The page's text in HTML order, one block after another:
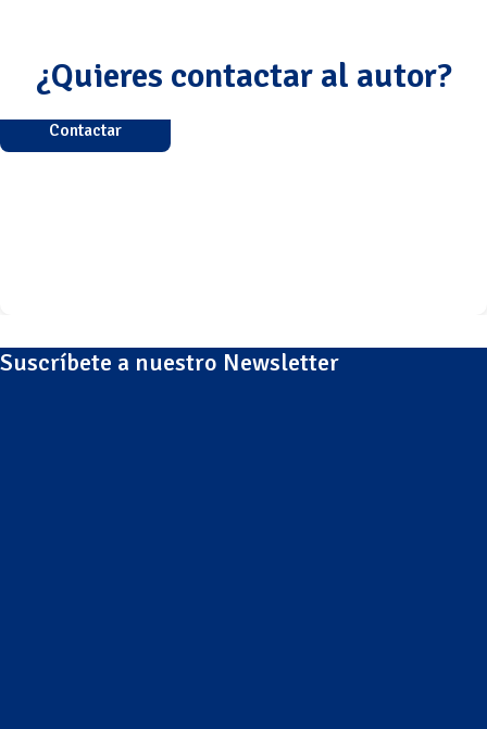
¿Quieres contactar al autor?
Contactar
Suscríbete a nuestro Newsletter